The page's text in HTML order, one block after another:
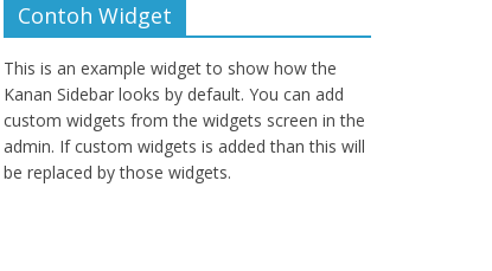
Contoh Widget
This is an example widget to show how the
Kanan Sidebar looks by default. You can add
custom widgets from the widgets screen in the
admin. If custom widgets is added than this will
be replaced by those widgets.